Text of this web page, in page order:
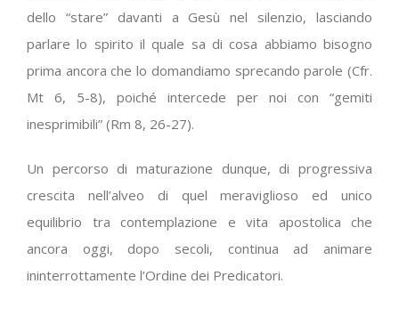
dello “stare” davanti a Gesù nel silenzio, lasciando
parlare lo spirito il quale sa di cosa abbiamo bisogno
prima ancora che lo domandiamo sprecando parole (Cfr.
Mt 6, 5-8), poiché intercede per noi con “gemiti
inesprimibili” (Rm 8, 26-27).
Un percorso di maturazione dunque, di progressiva
crescita nell’alveo di quel meraviglioso ed unico
equilibrio tra contemplazione e vita apostolica che
ancora oggi, dopo secoli, continua ad animare
ininterrottamente l’Ordine dei Predicatori.